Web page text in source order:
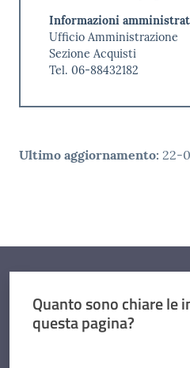
Informazioni
Ufficio Amministrazione
Sezione Acquisti
Tel. 06-88432182
Ultimo aggiornamento: 22-
Quanto sono chiare le
questa pagina?